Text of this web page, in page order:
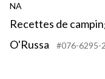
NA
Recettes de
O'Russa
#076-6295-2